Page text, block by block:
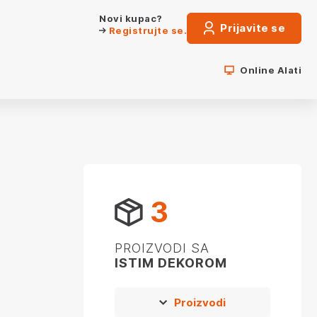
Novi kupac?
Registrujte se.
Prijavite se
Online Alati
3
PROIZVODI SA
ISTIM DEKOROM
Proizvodi